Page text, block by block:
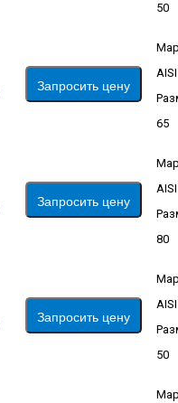
50
Запросить цену
65
Запросить цену
80
Запросить цену
50